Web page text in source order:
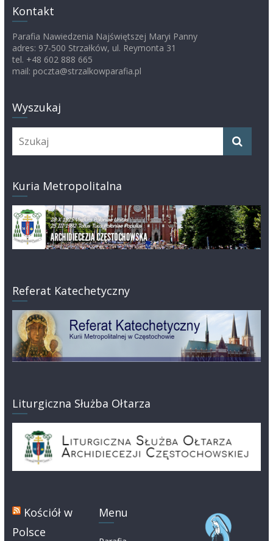
Kontakt
Parafia Nawiedzenia Najświętszej Maryi Panny
adres: 97-500 Strzałków, ul. Reymonta 31
tel. +48 602 888 665
mail: poczta@strzalkowparafia.pl
Wyszukaj
Kuria Metropolitalna
Referat Katechetyczny
Liturgiczna Służba Ołtarza
Kościół w
Polsce
Menu